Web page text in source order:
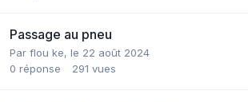
Passage au pneu
Par flou ke, le 22 août 2024
0 réponse 291 vues